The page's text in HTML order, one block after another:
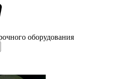
оборудования